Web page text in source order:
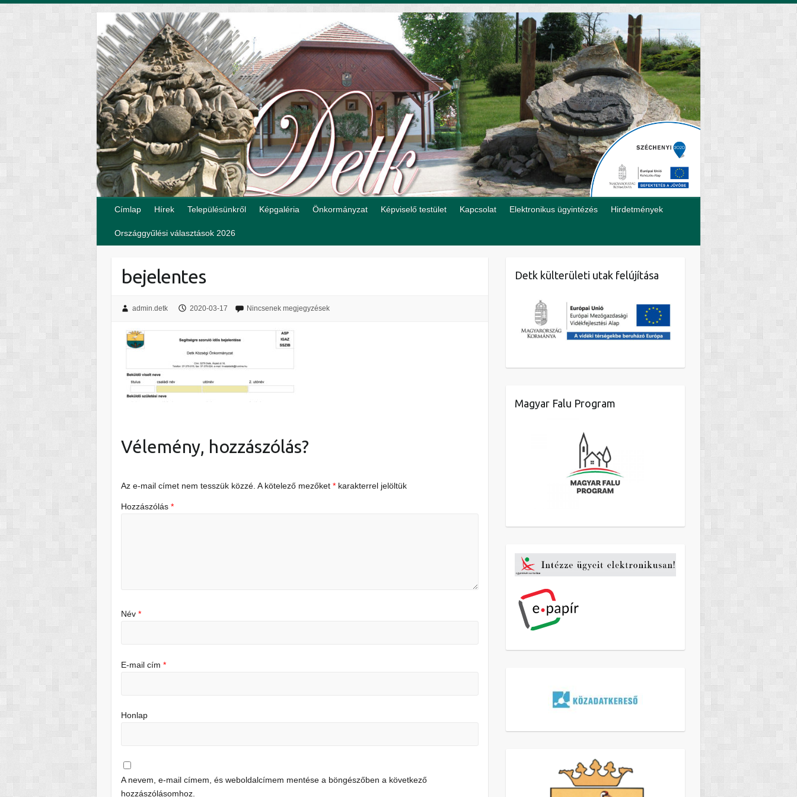
Címlap Hírek Településünkről Képgaléria Önkormányzat Képviselő testület Kapcsolat Elektronikus ügyintézés Hirdetmények
Országgyűlési választások 2026
bejelentes
admin.detk 2020-03-17 Nincsenek megjegyzések
Vélemény, hozzászólás?
Az e-mail címet nem tesszük közzé. A kötelező mezőket* karakterrel jelöltük
Hozzászólás*
Név*
E-mail cím*
Honlap
A nevem, e-mail címem, és weboldalcímem mentése a böngészőben a következő
hozzászólásomhoz.
Detk külterületi utak felújítása
Magyar Falu Program